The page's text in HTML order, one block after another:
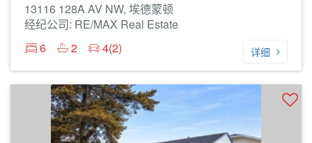
13116 128A AV NW, 埃德蒙顿
经纪公司: RE/MAX Real Estate
6
2 4(2) 详细